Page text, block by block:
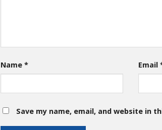
Name * Email
Save my name, email, and website in